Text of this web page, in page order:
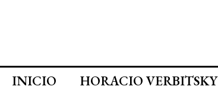
INICIO HORACIO VERBITSKY